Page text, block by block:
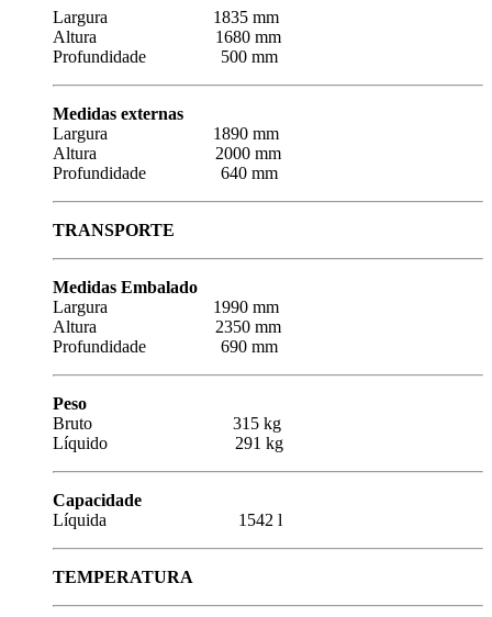
Largura 1835 mm
Altura 1680 mm
Profundidade 500 mm
Medidas externas
Largura 1890 mm
Altura 2000 mm
Profundidade 640 mm
TRANSPORTE
Medidas Embalado
Largura 1990 mm
Altura 2350 mm
Profundidade 690 mm
Peso
Bruto 315 kg
Líquido 291 kg
Capacidade
Líquida 1542 l
TEMPERATURA